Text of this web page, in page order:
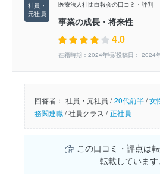
医療法人社団白報会の口コミ・評判
事業の成長・将来性
4.0
在籍時期：2024年頃/投稿日： 2024
回答者： 社員・元社員 / 20代前半/女
務関連職/社員クラス / 正社員
この口コミ・評点は
転載しています。